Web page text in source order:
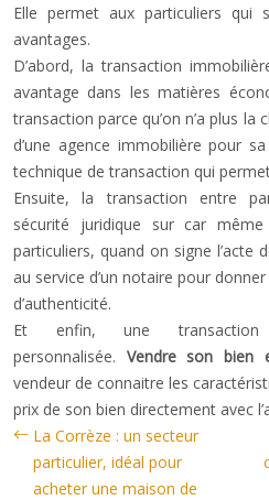
Elle permet aux particuliers qui
avantages.
D’abord, la transaction
avantage dans les matières
transaction parce qu’on n’a plus la
d’une agence immobilière pour
technique de transaction qui
Ensuite, la transaction entre
sécurité juridique sur car
particuliers, quand on signe l’acte
au service d’un notaire pour
d’authenticité.
Et enfin, une
personnalisée. Vendre son bien
vendeur de connaitre les
prix de son bien directement avec
La Corrèze : un secteur
particulier, idéal pour
acheter une maison de